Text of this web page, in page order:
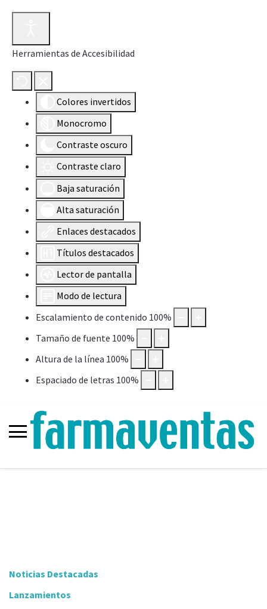
Herramientas de Accesibilidad
Colores invertidos
Monocromo
Contraste oscuro
Contraste claro
Baja saturación
Alta saturación
Enlaces destacados
Títulos destacados
Lector de pantalla
Modo de lectura
Escalamiento de contenido 100%
Tamaño de fuente 100%
Altura de la línea 100%
Espaciado de letras 100%
Noticias Destacadas
Lanzamientos